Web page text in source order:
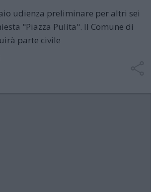
udienza preliminare per altri sei
"Piazza Pulita". Il Comune di
parte civile